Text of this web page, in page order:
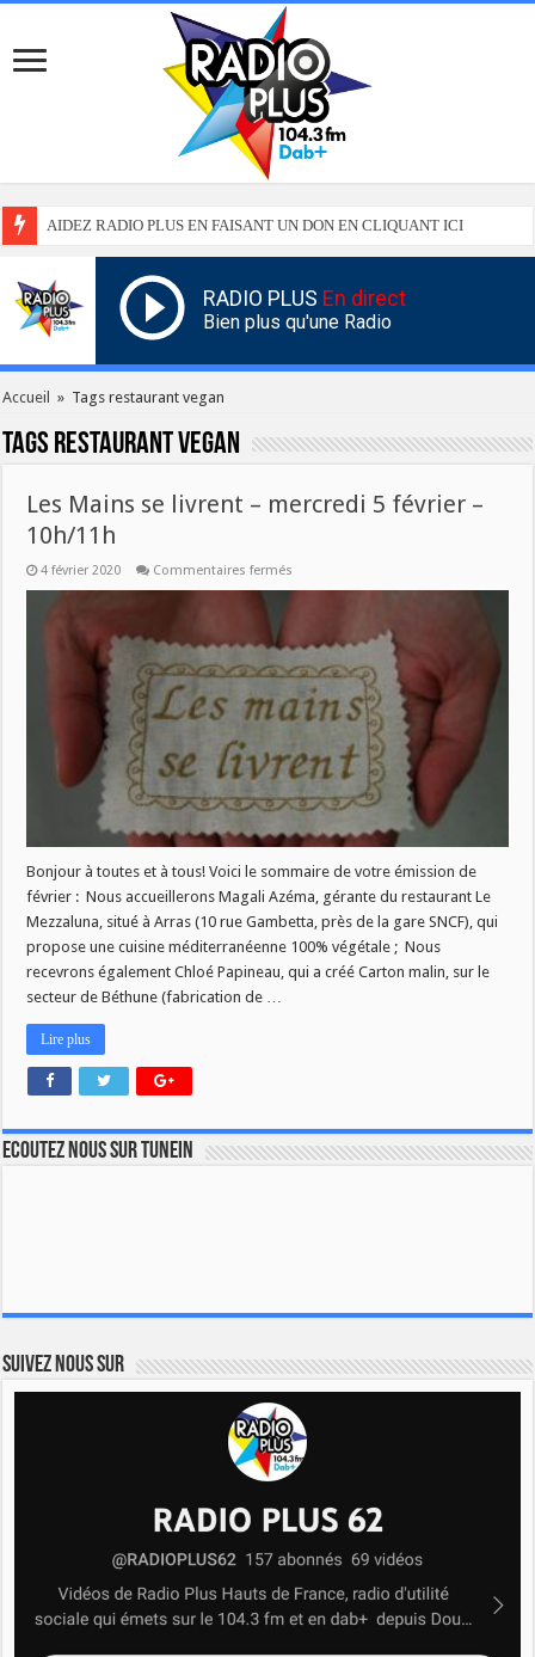
AIDEZ RADIO PLUS EN FAISANT UN DON EN CLIQUANT ICI
RADIO PLUS En direct
Bien plus qu'une Radio
Accueil » Tags restaurant vegan
Tags restaurant vegan
Les Mains se livrent – mercredi 5 février –
10h/11h
4 février 2020 Commentaires fermés
–
mercredi
5
février
–
10h/11h
Bonjour à toutes et à tous! Voici le sommaire de votre émission de
février : Nous accueillerons Magali Azéma, gérante du restaurant Le
Mezzaluna, situé à Arras (10 rue Gambetta, près de la gare SNCF), qui
propose une cuisine méditerranéenne 100% végétale ; Nous
recevrons également Chloé Papineau, qui a créé Carton malin, sur le
secteur de Béthune (fabrication de …
Lire plus
Ecoutez nous sur TuneIn
Suivez nous sur